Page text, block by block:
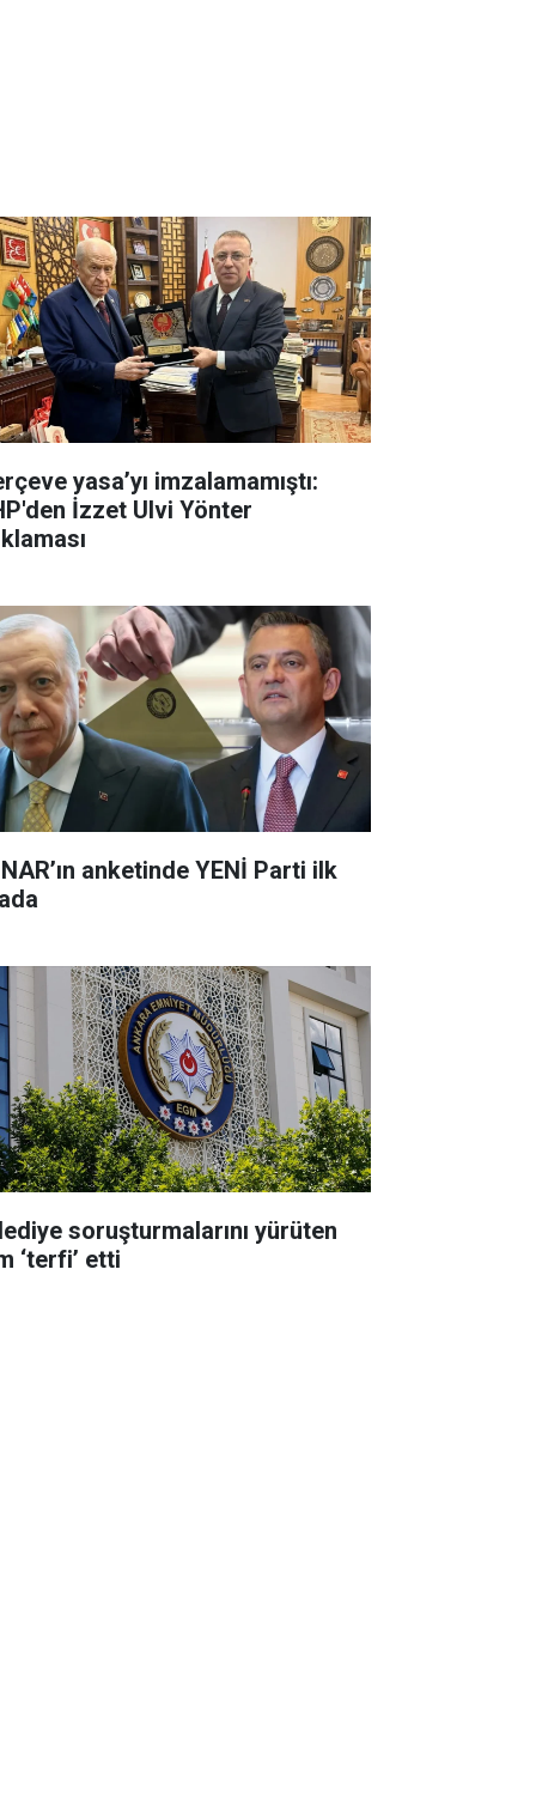
yasa’yı imzalamamıştı:
İzzet Ulvi Yönter
anketinde YENİ Parti ilk
soruşturmalarını yürüten
‘terfi’ etti